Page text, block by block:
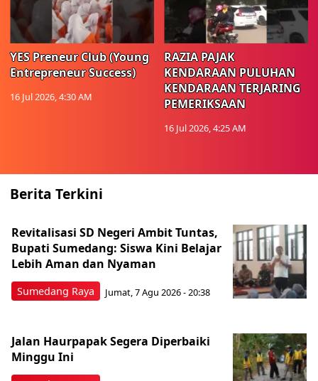
YES Preneur Club (Young
Entrepreneur Success)
16 Jul 2026, 4:30 AM
RAZIA PAJAK
KENDARAAN PULUHAN
KENDARAAN TERJARING
PEMERIKSAAN
16 Jul 2026, 4:25 AM
Berita Terkini
Sumedang Raya
Revitalisasi SD Negeri Ambit Tuntas,
Bupati Sumedang: Siswa Kini Belajar
Lebih Aman dan Nyaman
Jumat, 7 Agu 2026 - 20:38
Jalan Haurpapak Segera Diperbaiki
Minggu Ini